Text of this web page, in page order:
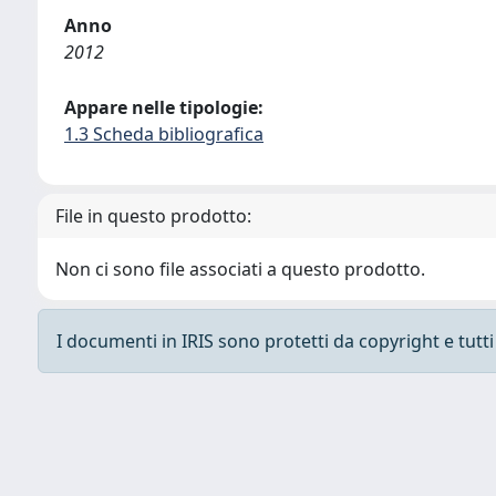
Anno
2012
Appare nelle tipologie:
1.3 Scheda bibliografica
File in questo prodotto:
Non ci sono file associati a questo prodotto.
I documenti in IRIS sono protetti da copyright e